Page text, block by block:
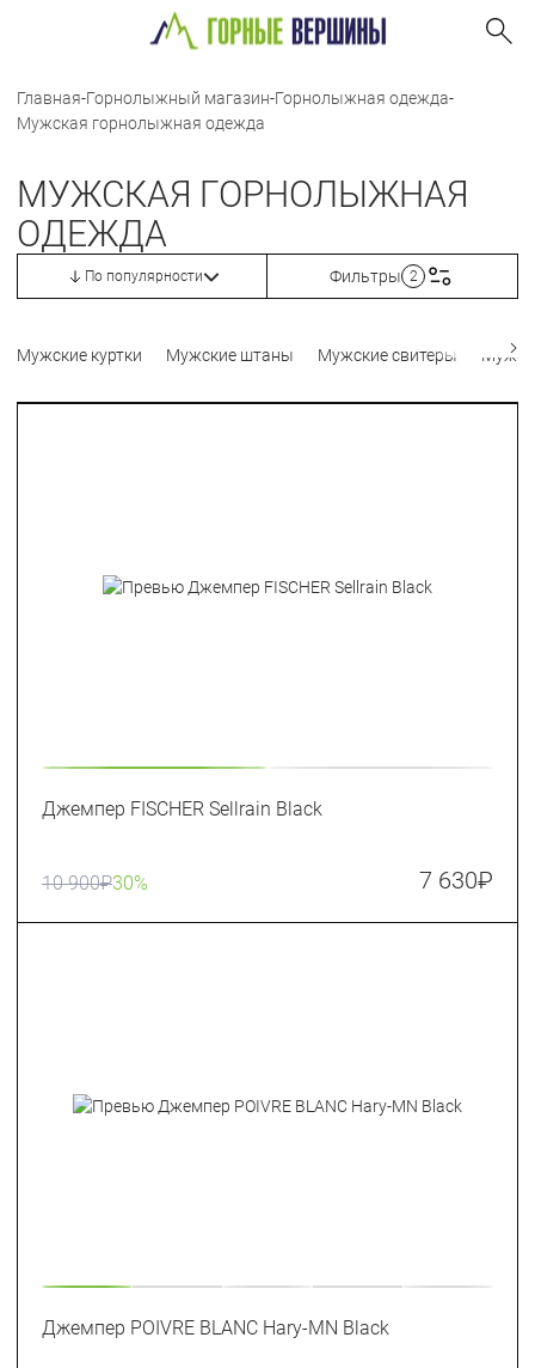
Главная-Горнолыжный магазин-Горнолыжная одежда-
Мужская горнолыжная одежда
МУЖСКАЯ ГОРНОЛЫЖНАЯ
ОДЕЖДА
По популярности Фильтры 2
Мужские куртки Мужские штаны Мужские свитеры
Джемпер FISCHER Sellrain Black
10 900₽30% 7 630₽
Джемпер POIVRE BLANC Hary-MN Black